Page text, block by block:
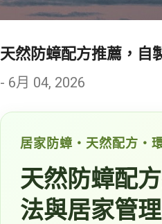
天然防蟑配方推薦，自
- 6月 04, 2026
居家防蟑・天然配方・
天然防蟑配
法與居家管